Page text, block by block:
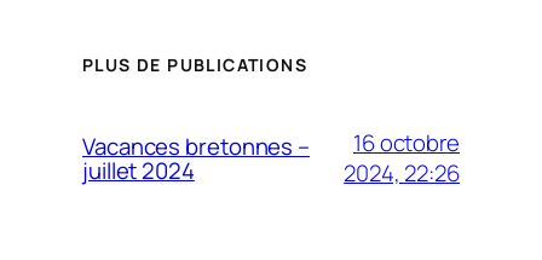
PLUS DE PUBLICATIONS
Vacances bretonnes –
juillet 2024
16 octobre
2024, 22:26